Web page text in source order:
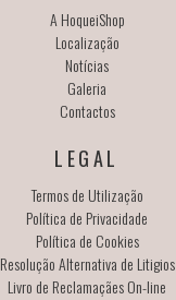
A HoqueiShop
Localização
Notícias
Galeria
Contactos
LEGAL
Termos de Utilização
Política de Privacidade
Política de Cookies
Resolução Alternativa de Litigios
Livro de Reclamaçães On-line